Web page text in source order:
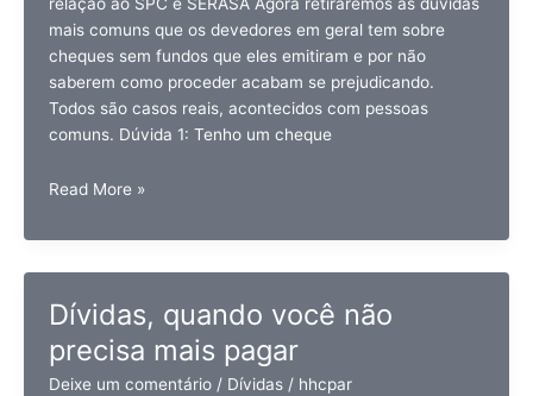
saber
relação ao SPC e SERASA Agora retiraremos as dúvidas
mais comuns que os devedores em geral tem sobre
cheques sem fundos que eles emitiram e por não
saberem como proceder acabam se prejudicando.
Todos são casos reais, acontecidos com pessoas
comuns. Dúvida 1: Tenho um cheque
Cheques
fundos,
você
precisa
saber
Read More »
Dívidas, quando você não
precisa mais pagar
Deixe um comentário / Dívidas/ hhcpar